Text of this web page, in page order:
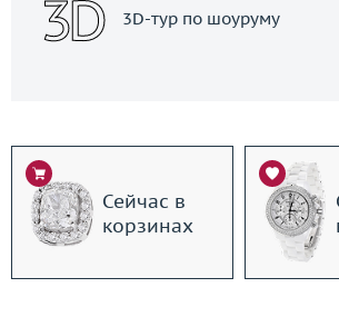
3D-тур по шоуруму
Сейчас в
корзинах